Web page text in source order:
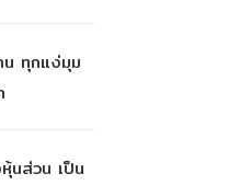
ทุกแง่มุม
นส่วน เป็น